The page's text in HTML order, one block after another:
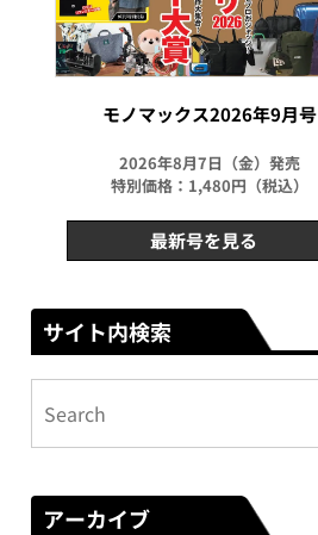
モノマックス2026年9月号
2026年8月7日（金）発売
特別価格：1,480円（税込）
最新号を見る
サイト内検索
アーカイブ